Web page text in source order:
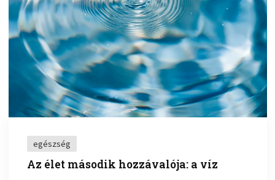
egészség
Az élet második hozzávalója: a víz